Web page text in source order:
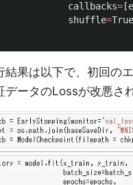
callbacks= [
shuffle=True
結果は以下で、初回の
データのLossが改悪さ